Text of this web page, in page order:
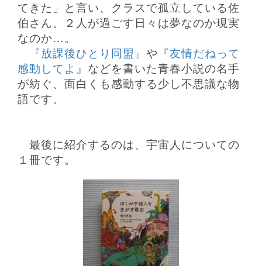
てきた」と言い、クラスで孤立している佐
伯さん。２人が過ごす日々は夢なのか現実
なのか…。
『放課後ひとり同盟』 や 『友情だねって
感動してよ』 などを書いた青春小説の名手
が紡ぐ、面白く も感動する少し不思議な物
語です。
最後に紹介するのは、宇宙人についての
１冊です。